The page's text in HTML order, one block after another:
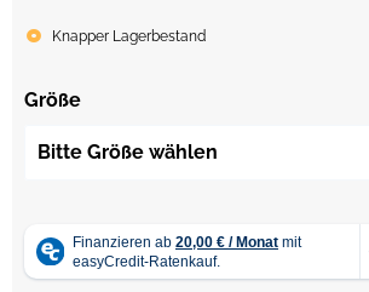
Knapper Lagerbestand
Größe
Bitte Größe wählen